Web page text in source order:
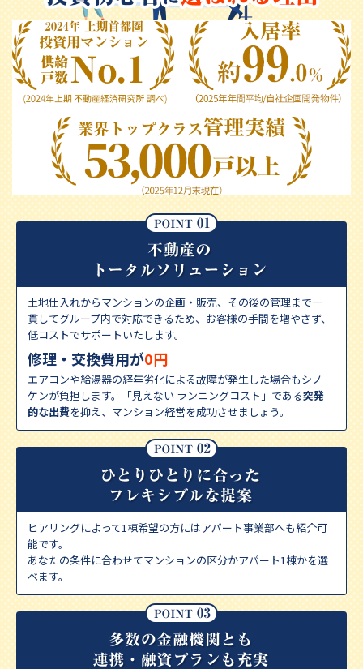
土地仕入れからマンションの企画・販売、その後の管理まで⼀
貫してグループ内で対応できるため、お客様の手間を増やさず、
低コストでサポートいたします。
修理・交換費用が0円
エアコンや給湯器の経年劣化による故障が発生した場合もシノ
ケンが負担します。「見えない ランニングコスト」である突発
的な出費を抑え、マンション経営を成功させましょう。
ヒアリングによって1棟希望の方にはアパート事業部へも紹介可
能です。
あなたの条件に合わせてマンションの区分かアパート1棟かを選
べます。